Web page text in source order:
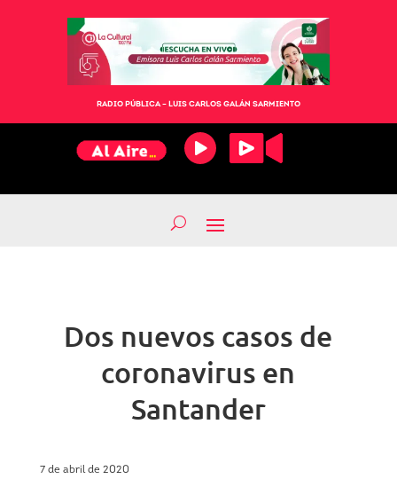
RADIO PÚBLICA – LUIS CARLOS GALÁN SARMIENTO
Dos nuevos casos de
coronavirus en
Santander
7 de abril de 2020